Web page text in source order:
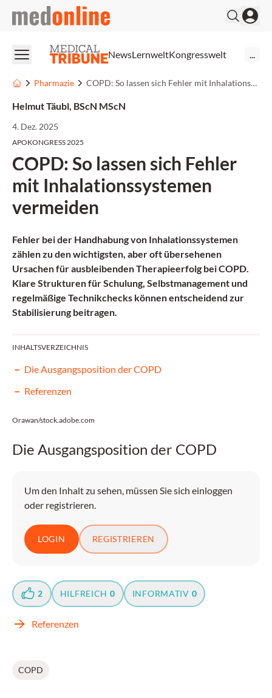
medonline
NewsLernweltKongresswelt
Pharmazie COPD: So lassen sich Fehler mit Inhalationssystemen vermeiden
Helmut Täubl, BScN MScN
4. Dez. 2025
APOKONGRESS 2025
COPD: So lassen sich Fehler
mit Inhalationssystemen
vermeiden
Fehler bei der Handhabung von Inhalationssystemen
zählen zu den wichtigsten, aber oft übersehenen
Ursachen für ausbleibenden Therapieerfolg bei COPD.
Klare Strukturen für Schulung, Selbstmanagement und
regelmäßige Technikchecks können entscheidend zur
Stabilisierung beitragen.
INHALTSVERZEICHNIS
Die Ausgangsposition der COPD
Referenzen
Orawan/stock.adobe.com
Die Ausgangsposition der COPD
Um den Inhalt zu sehen, müssen Sie sich einloggen
oder registrieren.
LOGIN REGISTRIEREN
2 HILFREICH 0 INFORMATIV 0
Referenzen
COPD